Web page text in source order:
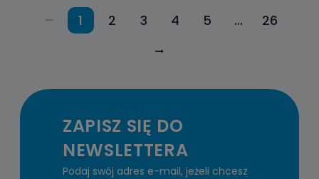
1 2 3 4 5 ... 26
ZAPISZ SIĘ DO
NEWSLETTERA
Podaj swój adres e-mail, jeżeli chcesz